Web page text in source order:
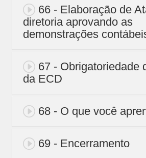
66 - Elaboração de
diretoria aprovando as
demonstrações
67 - Obrigatoriedade
da ECD
68 - O que você
69 - Encerramento